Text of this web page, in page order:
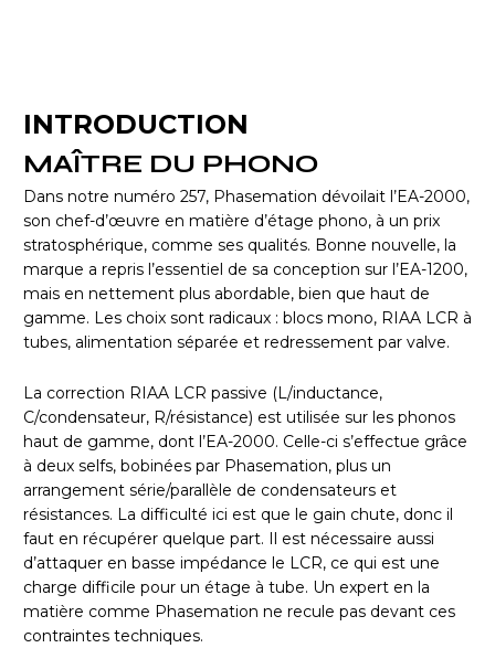
INTRODUCTION
MAÎTRE DU PHONO
Dans notre numéro 257, Phasemation dévoilait l’EA-2000,
son chef-d’œuvre en matière d’étage phono, à un prix
stratosphérique, comme ses qualités. Bonne nouvelle, la
marque a repris l’essentiel de sa conception sur l’EA-1200,
mais en nettement plus abordable, bien que haut de
gamme. Les choix sont radicaux : blocs mono, RIAA LCR à
tubes, alimentation séparée et redressement par valve.
La correction RIAA LCR passive (L/inductance,
C/condensateur, R/résistance) est utilisée sur les phonos
haut de gamme, dont l’EA-2000. Celle-ci s’effectue grâce
à deux selfs, bobinées par Phasemation, plus un
arrangement série/parallèle de condensateurs et
résistances. La difficulté ici est que le gain chute, donc il
faut en récupérer quelque part. Il est nécessaire aussi
d’attaquer en basse impédance le LCR, ce qui est une
charge difficile pour un étage à tube. Un expert en la
matière comme Phasemation ne recule pas devant ces
contraintes techniques.